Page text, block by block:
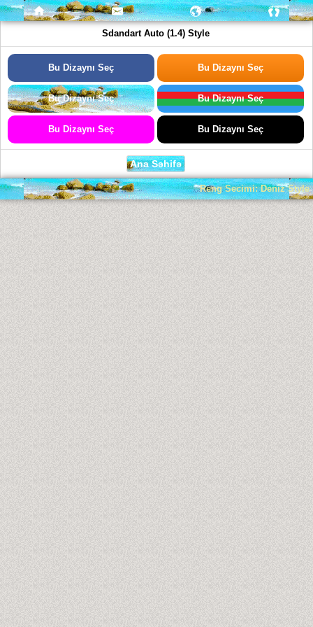
Sdandart Auto (1.4) Style
Bu Dizaynı Seç Bu Dizaynı Seç
Bu Dizaynı Seç Bu Dizaynı Seç
Bu Dizaynı Seç Bu Dizaynı Seç
Ana Səhifə
Reng Secimi: Deniz Style